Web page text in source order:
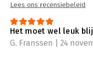
Lees ons recensiebeleid
Het moet wel leuk
G. Franssen | 24